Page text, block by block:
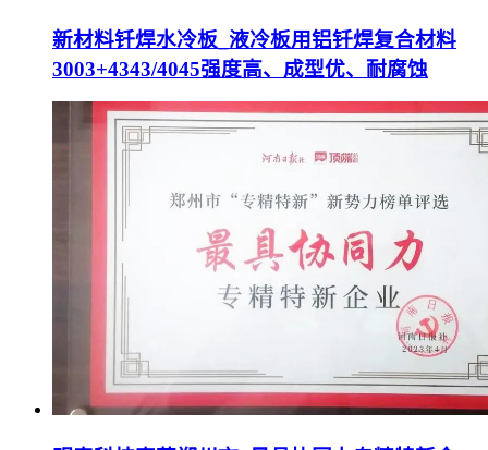
新材料钎焊水冷板_液冷板用铝钎焊复合材料
3003+4343/4045强度高、成型优、耐腐蚀